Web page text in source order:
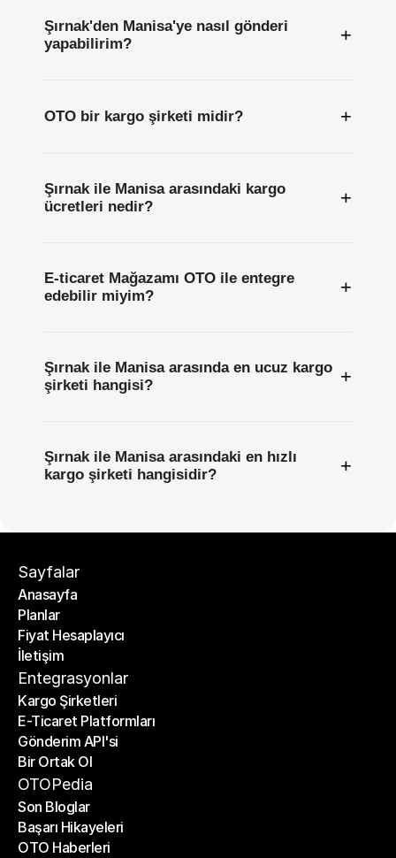
Şırnak'den Manisa'ye nasıl gönderi
yapabilirim?
+
OTO bir kargo şirketi midir? +
Şırnak ile Manisa arasındaki kargo
ücretleri nedir?
+
E-ticaret Mağazamı OTO ile entegre
edebilir miyim?
+
Şırnak ile Manisa arasında en ucuz kargo
şirketi hangisi?
+
Şırnak ile Manisa arasındaki en hızlı
kargo şirketi hangisidir?
+
Sayfalar
Anasayfa
Anasayfa
Planlar
Planlar
Fiyat Hesaplayıcı
Fiyat Hesaplayıcı
İletişim
İletişim
Entegrasyonlar
Kargo Şirketleri
Kargo Şirketleri
E-Ticaret Platformları
E-Ticaret Platformları
Gönderim API'si
Gönderim API'si
Bir Ortak Ol
Bir Ortak Ol
OTOPedia
Son Bloglar
Son Bloglar
Başarı Hikayeleri
Başarı Hikayeleri
OTO Haberleri